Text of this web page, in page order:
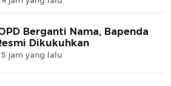
Berganti Nama, Bapenda
Dikukuhkan
5 jam yang lalu